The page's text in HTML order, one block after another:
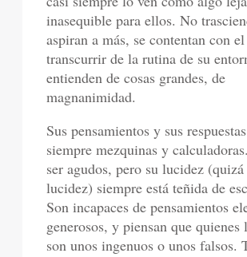
inasequible para ellos. No
aspiran a más, se contentan con
transcurrir de la rutina de su
entienden de cosas grandes, de
magnanimidad.
Sus pensamientos y sus
siempre mezquinas y
ser agudos, pero su lucidez
lucidez) siempre está teñida de
Son incapaces de pensamientos
generosos, y piensan que quienes
son unos ingenuos o unos falsos.